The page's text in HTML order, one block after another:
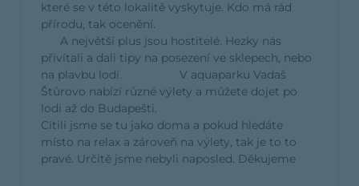
které se v této lokalitě vyskytuje. Kdo má rád
přírodu, tak ocenění.
A největší plus jsou hostitelé. Hezky nás
přivítali a dali tipy na posezení ve sklepech, nebo
na plavbu lodí. V aquaparku Vadaš
Štůrovo nabízí různé výlety a můžete dojet po
lodi až do Budapešti.
Cítili jsme se tu jako doma a pokud hledáte
místo na relax a zároveň na výlety, tak je to to
pravé. Určitě jsme nebyli naposled. Děkujeme